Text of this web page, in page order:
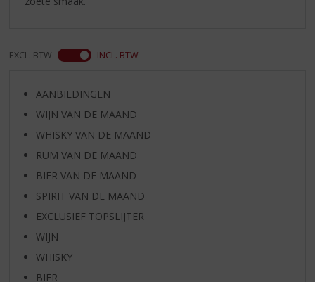
EXCL. BTW INCL. BTW
AANBIEDINGEN
WIJN VAN DE MAAND
WHISKY VAN DE MAAND
RUM VAN DE MAAND
BIER VAN DE MAAND
SPIRIT VAN DE MAAND
EXCLUSIEF TOPSLIJTER
WIJN
WHISKY
BIER